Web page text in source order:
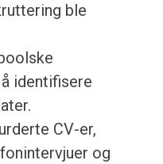
ble
identifisere
CV-er,
og